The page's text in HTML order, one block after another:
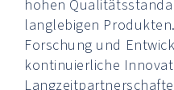
hohen
langlebigen
Forschung und
kontinuierliche